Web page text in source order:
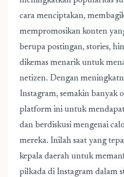
cara menciptakan,
mempromosikan konten
berupa postingan, stories,
dikemas menarik untuk
netizen. Dengan
Instagram, semakin banyak
platform ini untuk
dan berdiskusi mengenai
mereka. Inilah saat yang
kepala daerah untuk
pilkada di Instagram dalam